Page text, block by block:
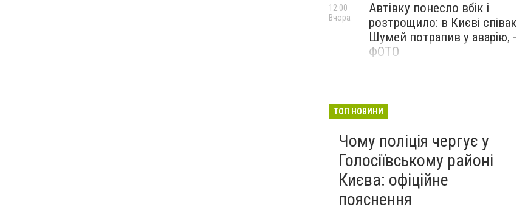
Автівку понесло вбік і
розтрощило: в Києві співак
Шумей потрапив у аварію, -
ФОТО
12:00
Вчора
ТОП НОВИНИ
Чому поліція чергує у
Голосіївському районі
Києва: офіційне
пояснення